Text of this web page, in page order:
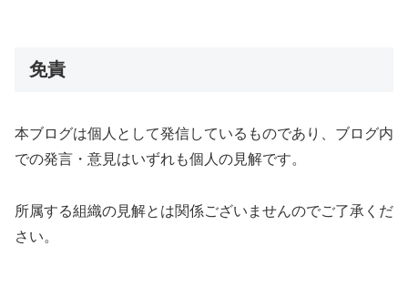
免責
本ブログは個人として発信しているものであり、ブログ内
での発言・意見はいずれも個人の見解です。
所属する組織の見解とは関係ございませんのでご了承くだ
さい。